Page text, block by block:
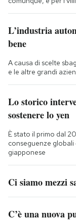
L’industria
bene
A causa di scelte
e le altre grandi
Lo storico
sostenere lo yen
È stato il primo dal
conseguenze
giapponese
Ci siamo mezzi
C’è una nuova